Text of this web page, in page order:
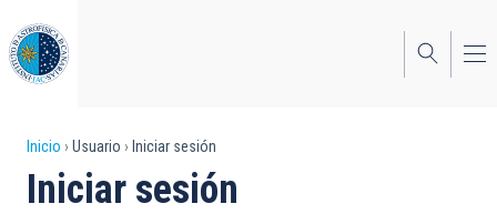
al
contenido
principal
Sobrescribir
enlaces
Inicio Usuario Iniciar sesión
Iniciar sesión